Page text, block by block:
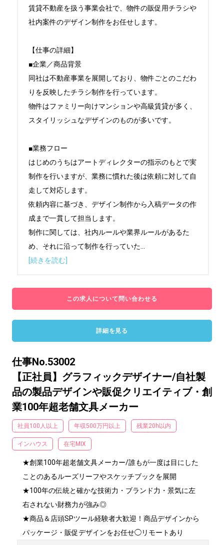
賃貸不動産を扱う事業会社で、物件の販促用チラシや
社内案件のデザイン制作をお任せします。
【仕事の詳細】
■企業／商品背景
同社は不動産事業を展開しており、物件ごとのこだわ
りを反映したチラシ制作を行っています。
物件はファミリー向けマンションや高級賃貸が多く、
スタイリッシュなデザインのものが多いです。
■業務フロー
はじめのうちはアートディレクターの指示のもとで実
制作を行いますが、業務に慣れた後は依頼に対して自
走して対応します。
依頼内容に基づき、デザイン制作から入稿データの作
成まで一貫して担当します。
制作に関しては、社内ルールや業界ルールがあるた
め、それに沿って制作を行っていた
[続きを読む]
この求人について問い合わせる
詳細を見る
仕事No.53002
【正社員】グラフィックデザイナー/自社製
品の製品デザインや販促クリエイティブ・創
業100年超老舗文具メーカー
社員100人以上 年収500万円以上 残業20h以内
インハウス 在宅MIX
★創業100年超老舗文具メーカー/誰もが一度は目にした
ことのあるルーズリーフやスケッチブックを展開
★100年の伝統と確かな技術力・ブランド力・景気に左
右されない財務力が強み◎
★商品＆店頭SPツール経験者大歓迎！商品デザインから
パッケージ・販促デザインをお任せ◯リモートあり